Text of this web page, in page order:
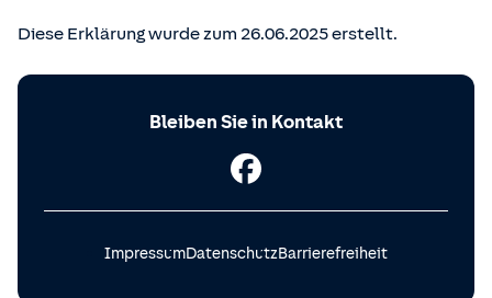
Diese Erklärung wurde zum 26.06.2025 erstellt.
Bleiben Sie in Kontakt
ImpressumDatenschutzBarrierefreiheit